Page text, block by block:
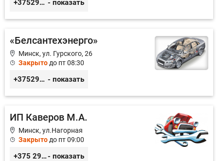
+375296510808 - показать
«Белсантехэнерго»
Минск, ул. Гурского, 26
Закрытодо пт 08:30
+375296434622 - показать
ИП Каверов М.А.
Минск, ул.Нагорная
Закрыто до пт 09:00
+375 29 656 49 92- показать